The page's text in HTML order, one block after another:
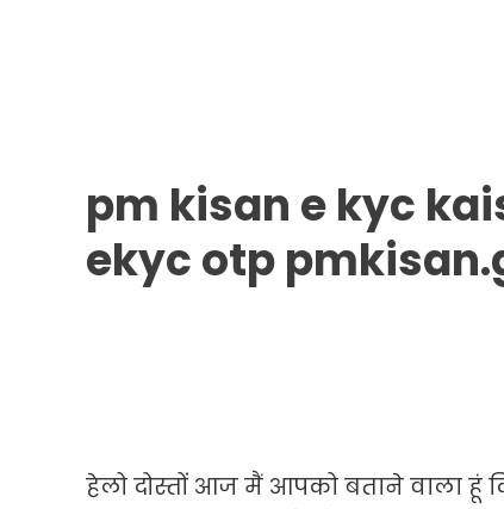
pm kisan e kyc
ekyc otp
हेलो दोस्तों आज मैं आपको बताने वाला